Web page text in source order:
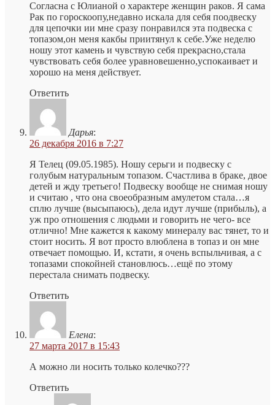
Согласна с Юлианой о характере женщин раков. Я сама
Рак по гороскоопу,недавно искала для себя поодвеску
для цепочки ии мне сразу понравился эта подвеска с
топазом,он меня какбы приитянул к себе.Уже неделю
ношу этот камень и чувствую себя прекрасно,стала
чувствовать себя более уравновешенно,успокаивает и
хорошо на меня действует.
Ответить
Дарья:
26 декабря 2016 в 7:27
Я Телец (09.05.1985). Ношу серьги и подвеску с
голубым натуральным топазом. Счастлива в браке, двое
детей и жду третьего! Подвеску вообще не снимая ношу
и считаю , что она своеобразным амулетом стала…я
сплю лучше (высыпаюсь), дела идут лучше (прибыль), а
уж про отношения с людьми и говорить не чего- все
отлично! Мне кажется к какому минералу вас тянет, то и
стоит носить. Я вот просто влюблена в топаз и он мне
отвечает помощью. И, кстати, я очень вспыльчивая, а с
топазами спокойней становлюсь…ещё по этому
перестала снимать подвеску.
Ответить
Елена:
27 марта 2017 в 15:43
А можно ли носить только колечко???
Ответить